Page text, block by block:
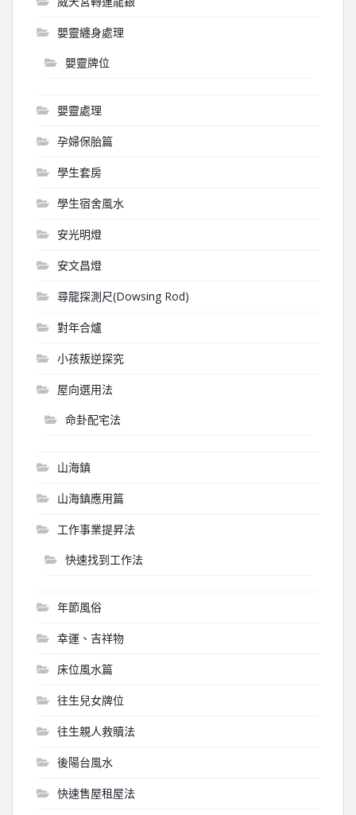
嬰靈纏身處理
嬰靈牌位
嬰靈處理
孕婦保胎篇
學生套房
學生宿舍風水
安光明燈
安文昌燈
尋龍探測尺(Dowsing Rod)
對年合爐
小孩叛逆探究
屋向選用法
命卦配宅法
山海鎮
山海鎮應用篇
工作事業提昇法
快速找到工作法
年節風俗
幸運、吉祥物
床位風水篇
往生兒女牌位
往生親人救贖法
後陽台風水
快速售屋租屋法